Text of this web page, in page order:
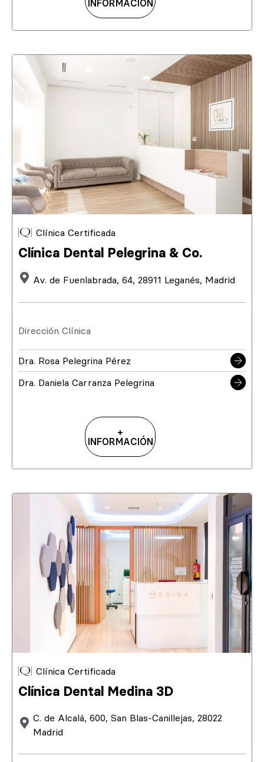
INFORMACIÓN
Clínica Certificada
Clínica Dental Pelegrina & Co.
Av. de Fuenlabrada, 64, 28911 Leganés, Madrid
Dirección Clínica
Dra. Rosa Pelegrina Pérez
Dra. Daniela Carranza Pelegrina
+
INFORMACIÓN
Clínica Certificada
Clínica Dental Medina 3D
C. de Alcalá, 600, San Blas-Canillejas, 28022
Madrid